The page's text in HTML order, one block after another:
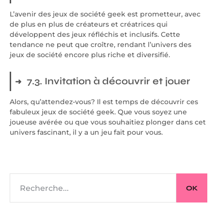
L’avenir des jeux de société geek est prometteur, avec
de plus en plus de créateurs et créatrices qui
développent des jeux réfléchis et inclusifs. Cette
tendance ne peut que croître, rendant l’univers des
jeux de société encore plus riche et diversifié.
7.3. Invitation à découvrir et jouer
Alors, qu’attendez-vous? Il est temps de découvrir ces
fabuleux jeux de société geek. Que vous soyez une
joueuse avérée ou que vous souhaitiez plonger dans cet
univers fascinant, il y a un jeu fait pour vous.
OK